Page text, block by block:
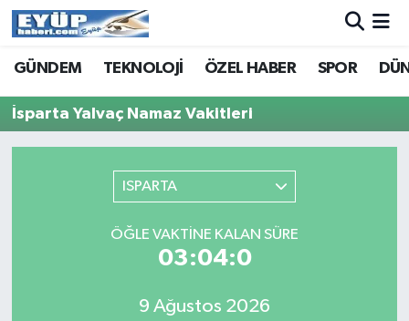
GÜNDEM TEKNOLOJİ ÖZEL HABER SPOR
İsparta Yalvaç Namaz Vakitleri
ISPARTA
ÖĞLE VAKTINE KALAN SÜRE
03:04:0
9 Ağustos 2026